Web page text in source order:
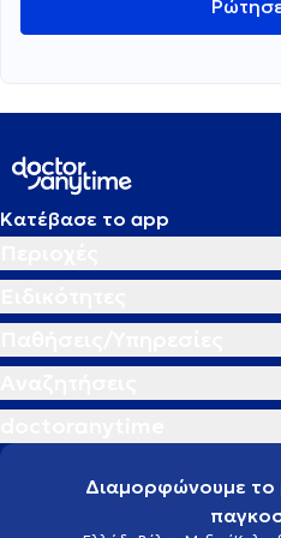
Κατέβασε το app
Διαμορφώνουμε το